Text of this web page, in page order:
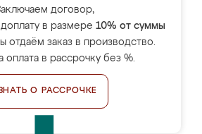
договор,
в размере 10% от суммы
отдаём заказ в производство.
оплата в рассрочку без %.
О РАССРОЧКЕ